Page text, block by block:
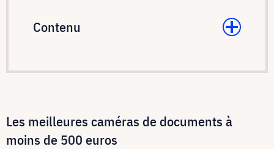
Contenu
Les meilleures caméras de documents à
moins de 500 euros